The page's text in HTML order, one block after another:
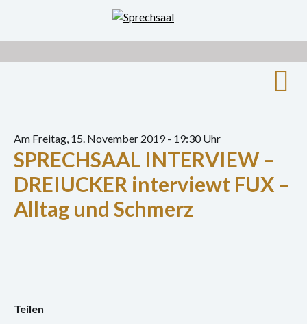
springen
nach:
Archiv
Ausstellungen
Film
Konzert
Am Freitag, 15. November 2019 - 19:30 Uhr
SPRECHSAAL INTERVIEW –
DREIUCKER interviewt FUX –
Alltag und Schmerz
Teilen